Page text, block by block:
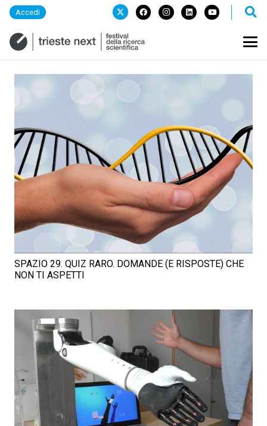
Accedi
SPAZIO 29. QUIZ RARO. DOMANDE (E RISPOSTE) CHE
NON TI ASPETTI